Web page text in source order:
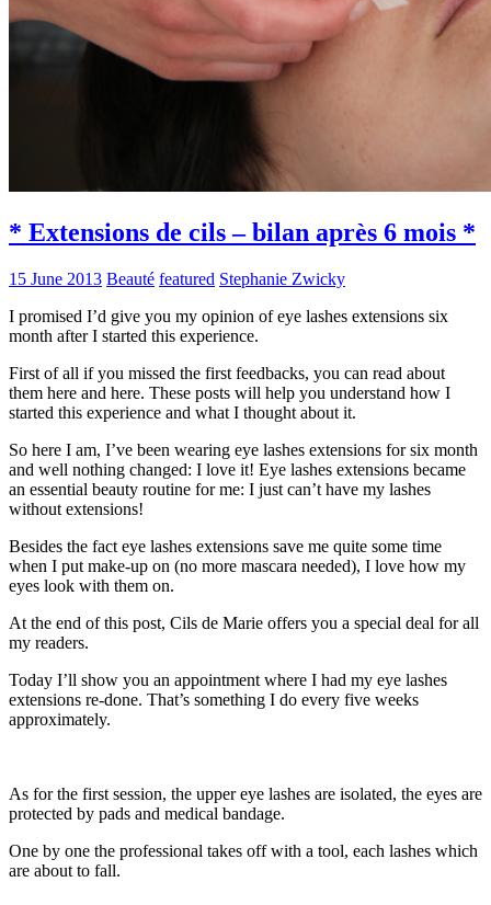
* Extensions de cils – bilan après 6 mois *
15 June 2013 Beauté featured Stephanie Zwicky
I promised I’d give you my opinion of eye lashes extensions six
month after I started this experience.
First of all if you missed the first feedbacks, you can read about
them here and here. These posts will help you understand how I
started this experience and what I thought about it.
So here I am, I’ve been wearing eye lashes extensions for six month
and well nothing changed: I love it! Eye lashes extensions became
an essential beauty routine for me: I just can’t have my lashes
without extensions!
Besides the fact eye lashes extensions save me quite some time
when I put make-up on (no more mascara needed), I love how my
eyes look with them on.
At the end of this post, Cils de Marie offers you a special deal for all
my readers.
Today I’ll show you an appointment where I had my eye lashes
extensions re-done. That’s something I do every five weeks
approximately.
As for the first session, the upper eye lashes are isolated, the eyes are
protected by pads and medical bandage.
One by one the professional takes off with a tool, each lashes which
are about to fall.